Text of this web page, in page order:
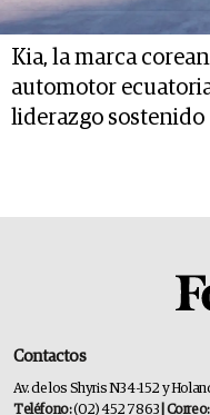
Kia, la marca
automotor
liderazgo sostenido
Contactos
Av. de los Shyris N34-152 y
Teléfono:(02) 452 7863 |